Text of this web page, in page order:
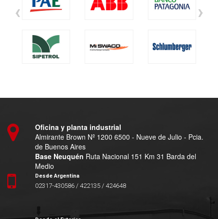
‹ ›
Oficina y planta industrial
Almirante Brown Nº 1200 6500 - Nueve de Julio - Pcia.
de Buenos Aires
Base Neuquén Ruta Nacional 151 Km 31 Barda del
Medio
Desde Argentina
02317-430586 / 422135 / 424648